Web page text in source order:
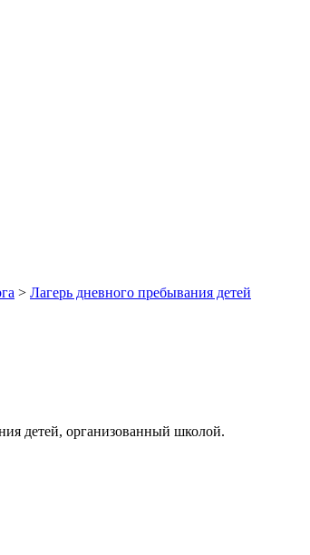
> Лагерь дневного пребывания детей
детей, организованный школой.